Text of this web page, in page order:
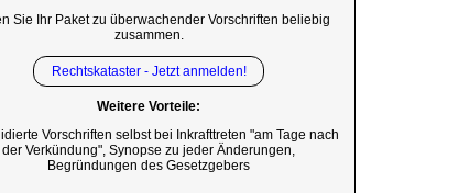
Sie Ihr Paket zu überwachender Vorschriften beliebig
zusammen.
Rechtskataster - Jetzt anmelden!
Weitere Vorteile:
Vorschriften selbst bei Inkrafttreten "am Tage nach
der Verkündung", Synopse zu jeder Änderungen,
Begründungen des Gesetzgebers